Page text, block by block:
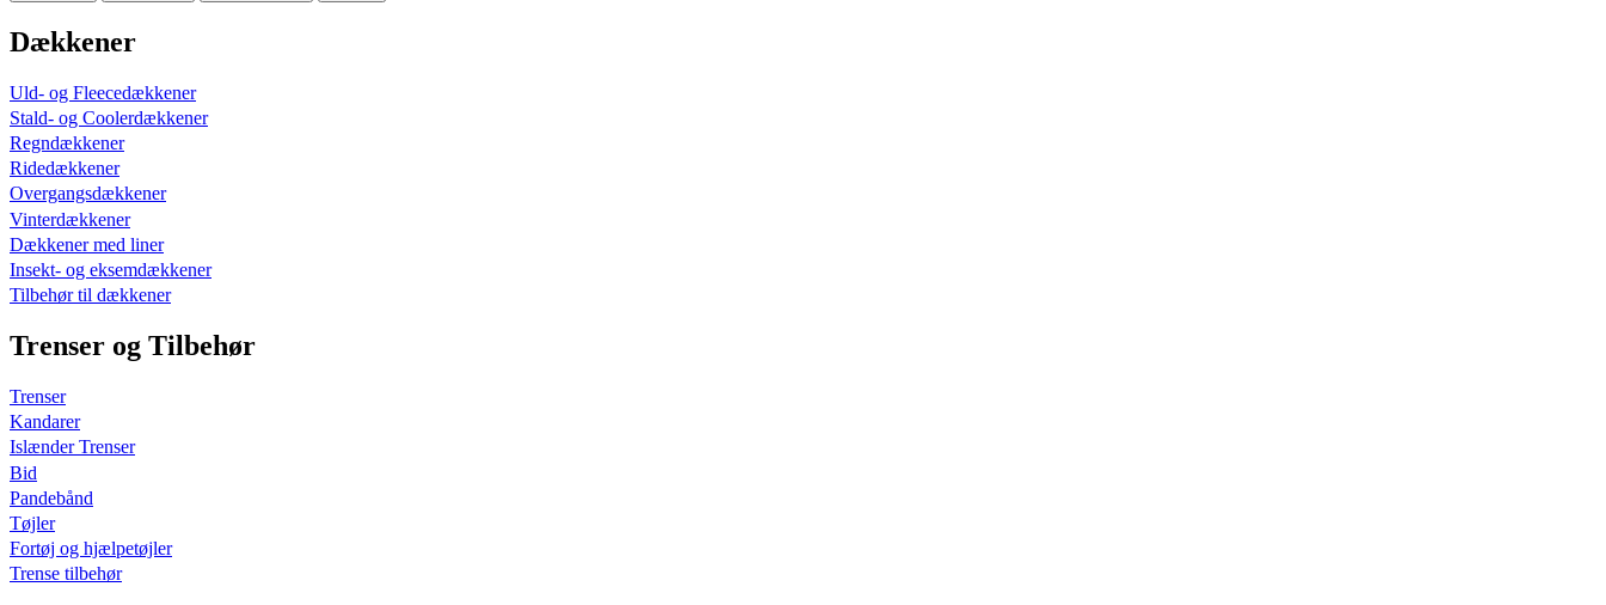
Dækkener
Uld- og Fleecedækkener
Stald- og Coolerdækkener
Regndækkener
Ridedækkener
Overgangsdækkener
Vinterdækkener
Dækkener med liner
Insekt- og eksemdækkener
Tilbehør til dækkener
Trenser og Tilbehør
Trenser
Kandarer
Islænder Trenser
Bid
Pandebånd
Tøjler
Fortøj og hjælpetøjler
Trense tilbehør